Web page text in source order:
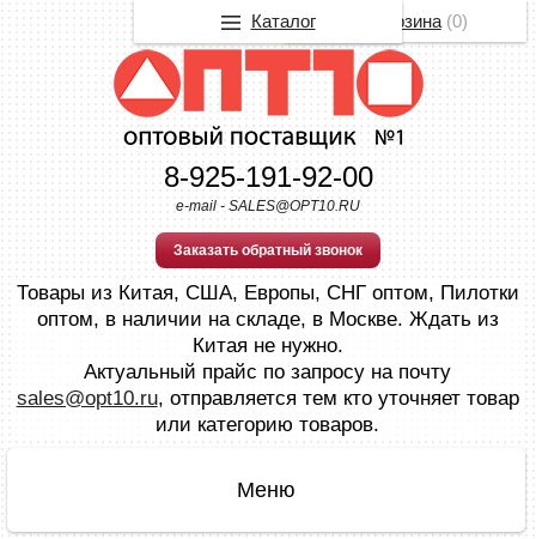
8-925-191-92-00
e-mail - SALES@OPT10.RU
Заказать обратный звонок
Товары из Китая, США, Европы, СНГ оптом, Пилотки
оптом, в наличии на складе, в Москве. Ждать из
Китая не нужно.
Актуальный прайс по запросу на почту
sales@opt10.ru, отправляется тем кто уточняет товар
или категорию товаров.
Корзина(0)
Каталог